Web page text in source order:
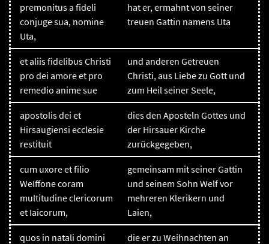
premonitus a fideli
conjuge sua, nomine
Uta,
hat er, ermahnt von seiner
treuen Gattin namens Uta
et aliis fidelibus Christi
pro dei amore et pro
remedio anime sue
und anderen Getreuen
Christi, aus Liebe zu Gott und
zum Heil seiner Seele,
apostolis dei et
Hirsaugiensi ecclesie
restituit
dies den Aposteln Gottes und
der Hirsauer Kirche
zurückgegeben,
cum uxore et filio
WeIffone coram
multitudine clericorum
et Iaicorum,
gemeinsam mit seiner Gattin
und seinem Sohn Welf vor
mehreren Klerikern und
Laien,
quos in natali domini
die er zu Weihnachten an